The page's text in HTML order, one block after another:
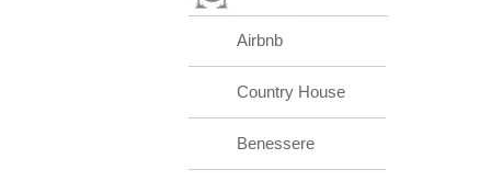
Airbnb
Country House
Benessere